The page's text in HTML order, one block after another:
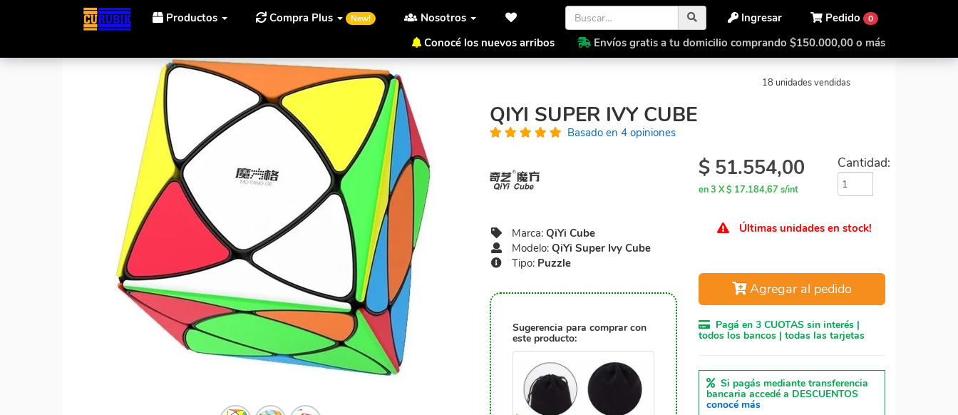
Productos Compra Plus New! Nosotros Pedido 0
Ingresar
Conocé los nuevos arribos
Envíos gratis a tu domicilio comprando $150.000,00 o más
Inicio QiYi Cube QiYi Super Ivy Cube QiYi Super Ivy Cube
18 unidades vendidas
QIYI SUPER IVY CUBE
Basado en 4 opiniones
Marca: QiYi Cube
Modelo: QiYi Super Ivy Cube
Tipo: Puzzle
Sugerencia para comprar con
este producto:
$ 51.554,00
en 3 X $ 17.184,67 s/int
Cantidad:
Últimas unidades en stock!
Agregar al pedido
Pagá en 3 CUOTAS sin interés |
todos los bancos | todas las tarjetas
Si pagás mediante transferencia
bancaria accedé a DESCUENTOS
conocé más